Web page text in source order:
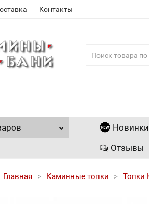
Контакты
Новинки
Отзывы
Главная Каминные топки Топки